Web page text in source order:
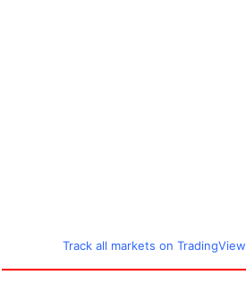
Track all markets on TradingView